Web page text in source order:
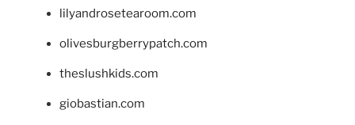
lilyandrosetearoom.com
olivesburgberrypatch.com
theslushkids.com
giobastian.com